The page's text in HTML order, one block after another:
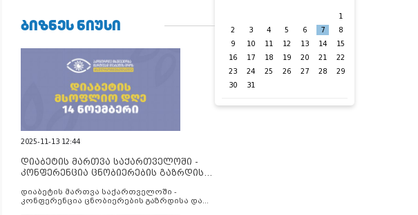
ᲑᲘᲖᲜᲔᲡ ᲜᲘᲣᲡᲘ
2025-11-13 12:44
დიაბეტის მართვა საქართველოში -
კონფერენცია ცნობიერების გაზრდისა
დიაბეტის მართვა საქართველოში -
კონფერენცია ცნობიერების გაზრდისა და
1
2
3 4 5 6 7
8
9
10 11 12 13 14
15
16
17 18 19 20 21
22
23
24 25 26 27 28
29
30
31